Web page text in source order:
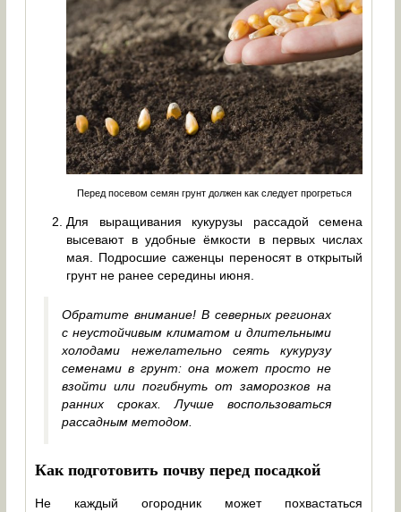
Перед посевом семян грунт должен как следует прогреться
Для выращивания кукурузы рассадой семена
высевают в удобные ёмкости в первых числах
мая. Подросшие саженцы переносят в открытый
грунт не ранее середины июня.
Обратите внимание! В северных регионах
с неустойчивым климатом и длительными
холодами нежелательно сеять кукурузу
семенами в грунт: она может просто не
взойти или погибнуть от заморозков на
ранних сроках. Лучше воспользоваться
рассадным методом.
Как подготовить почву перед посадкой
Не каждый огородник может похвастаться